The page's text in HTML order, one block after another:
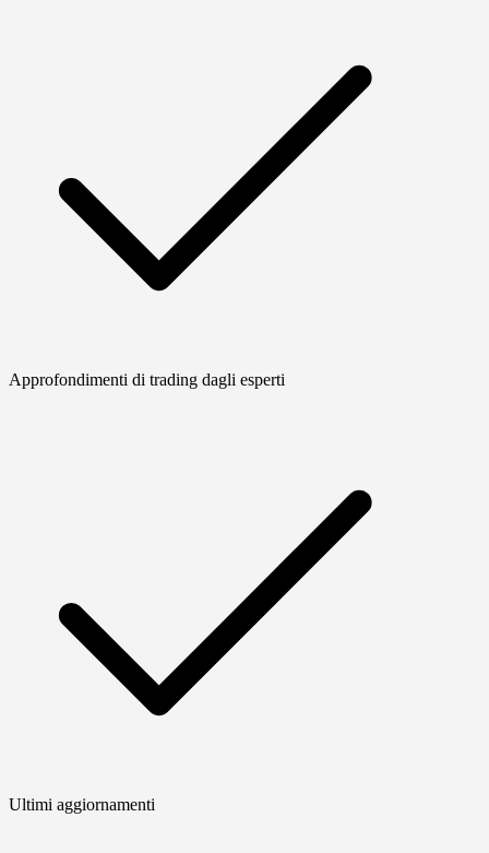
Approfondimenti di trading dagli esperti
Ultimi aggiornamenti